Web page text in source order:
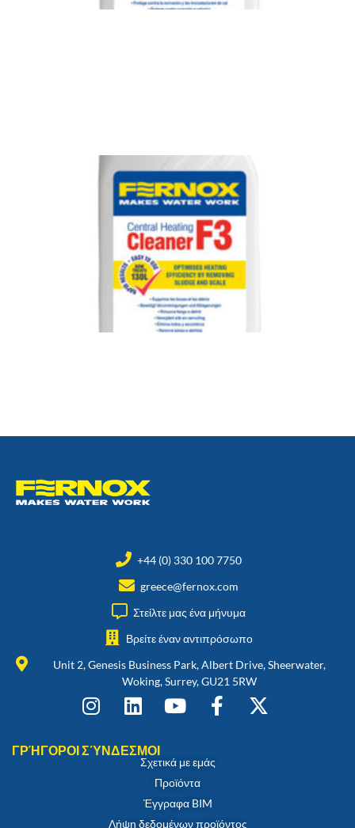
+44 (0) 330 100 7750
greece@fernox.com
Στείλτε μας ένα μήνυμα
Βρείτε έναν αντιπρόσωπο
Unit 2, Genesis Business Park, Albert Drive, Sheerwater,
Woking, Surrey, GU21 5RW
ΓΡΉΓΟΡΟΙ ΣΎΝΔΕΣΜΟΙ
Σχετικά με εμάς
Προϊόντα
Έγγραφα BIM
Λήψη δεδομένων προϊόντος